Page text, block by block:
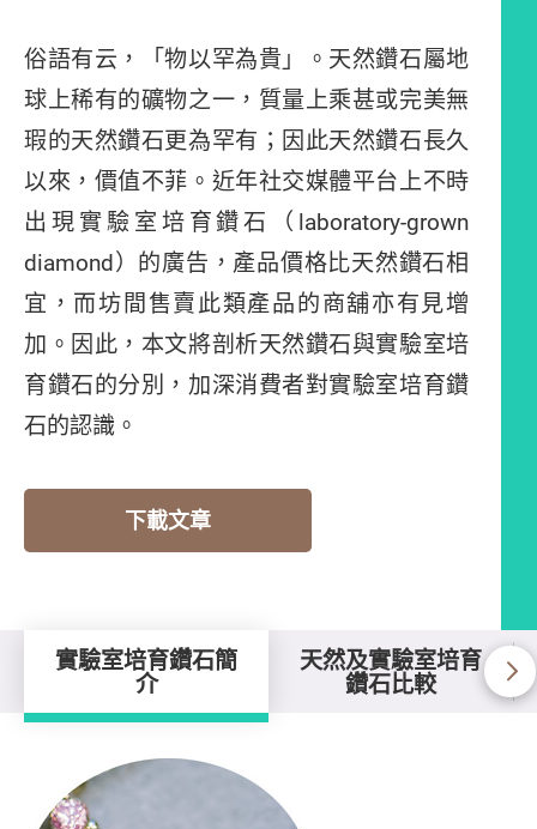
俗語有云，「物以罕為貴」。天然鑽石屬地
球上稀有的礦物之一，質量上乘甚或完美無
瑕的天然鑽石更為罕有；因此天然鑽石長久
以來，價值不菲。近年社交媒體平台上不時
出現實驗室培育鑽石（laboratory-grown
diamond）的廣告，產品價格比天然鑽石相
宜，而坊間售賣此類產品的商舖亦有見增
加。因此，本文將剖析天然鑽石與實驗室培
育鑽石的分別，加深消費者對實驗室培育鑽
石的認識。
下載文章
實驗室培育鑽石簡
介
天然及實驗室培育
鑽石比較
實驗室培育鑽石簡介